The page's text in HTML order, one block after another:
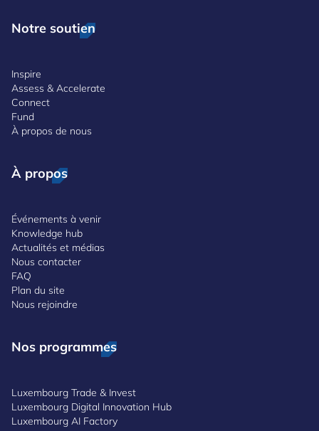
Notre soutien
Inspire
Assess & Accelerate
Connect
Fund
À propos de nous
À propos
Événements à venir
Knowledge hub
Actualités et médias
Nous contacter
FAQ
Plan du site
Nous rejoindre
Nos programmes
Luxembourg Trade & Invest
Luxembourg Digital Innovation Hub
Luxembourg AI Factory